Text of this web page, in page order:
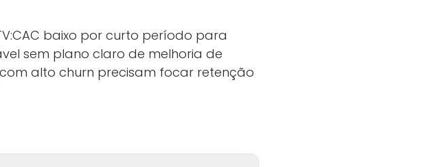
baixo por curto período para
sem plano claro de melhoria de
com alto churn precisam focar retenção